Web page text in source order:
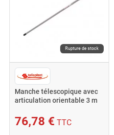
Rupture de stock
Manche télescopique avec
articulation orientable 3 m
76,78 € TTC